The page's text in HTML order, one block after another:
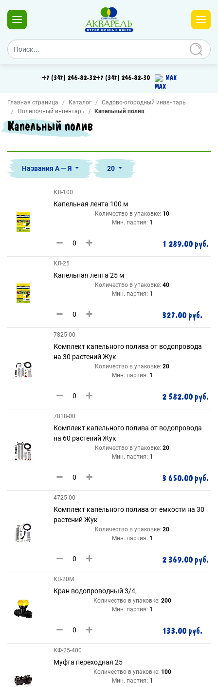
+7 (347) 246-82-32+7 (347) 246-82-30 MAX
Главная страница Каталог
Садово-огородный инвентарь
Поливочный инвентарь
Капельный полив
Капельный полив
Названия А — Я 20
КЛ-100
Капельная лента 100 м
Количество в упаковке: 10
Мин. партия: 1
1 289.00 руб.
КЛ-25
Капельная лента 25 м
Количество в упаковке: 40
Мин. партия: 1
327.00 руб.
7825-00
Комплект капельного полива от водопровода
на 30 растений Жук
Количество в упаковке: 20
Мин. партия: 1
2 582.00 руб.
7818-00
Комплект капельного полива от водопровода
на 60 растений Жук
Количество в упаковке: 20
Мин. партия: 1
3 650.00 руб.
4725-00
Комплект капельного полива от емкости на 30
растений Жук
Количество в упаковке: 20
Мин. партия: 1
2 369.00 руб.
КВ-20М
Кран водопроводный 3/4,
Количество в упаковке: 200
Мин. партия: 1
133.00 руб.
КФ-25-400
Муфта переходная 25
Количество в упаковке: 100
Мин. партия: 1